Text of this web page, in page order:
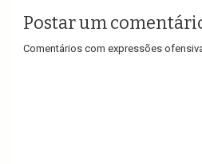
Postar um
Comentários com expressões